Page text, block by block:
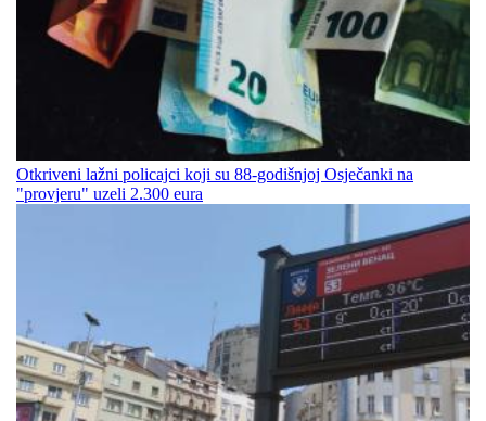
Otkriveni lažni policajci koji su 88-godišnjoj Osječanki na
"provjeru" uzeli 2.300 eura